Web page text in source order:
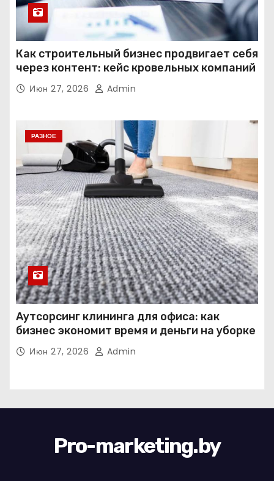
Как строительный бизнес продвигает себя
через контент: кейс кровельных компаний
Июн 27, 2026 Admin
РАЗНОЕ
Аутсорсинг клининга для офиса: как
бизнес экономит время и деньги на уборке
Июн 27, 2026 Admin
Pro-marketing.by